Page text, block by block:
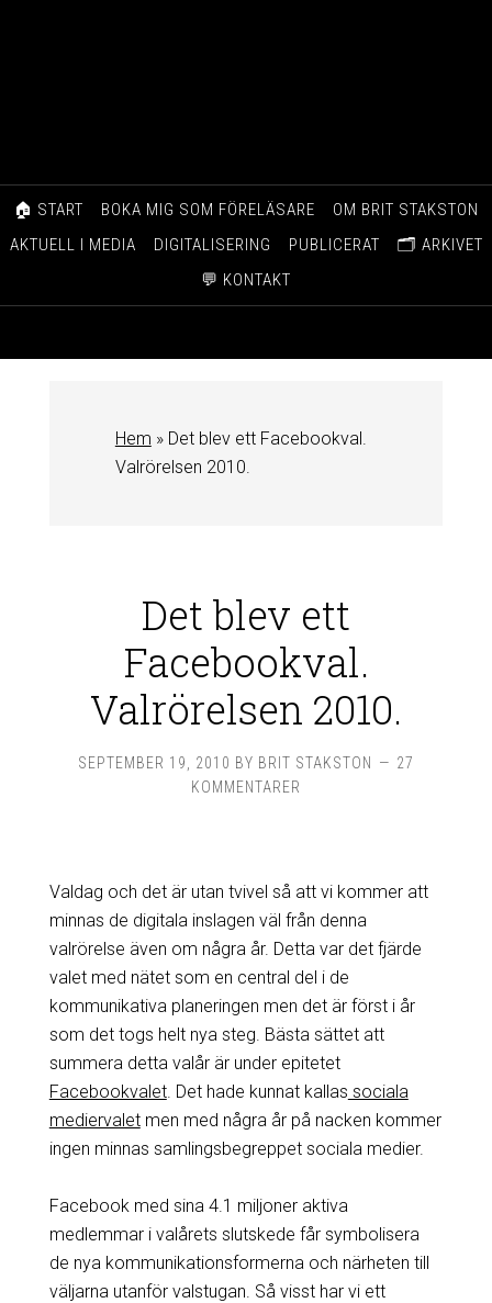
🏠 START BOKA MIG SOM FÖRELÄSARE
OM BRIT STAKSTON
AKTUELL I MEDIA
DIGITALISERING PUBLICERAT
🗂️ ARKIVET
💬 KONTAKT
Hem » Det blev ett Facebookval.
Valrörelsen 2010.
Det blev ett
Facebookval.
Valrörelsen 2010.
SEPTEMBER 19, 2010 BY BRIT STAKSTON
27
KOMMENTARER
Valdag och det är utan tvivel så att vi kommer att
minnas de digitala inslagen väl från denna
valrörelse även om några år. Detta var det fjärde
valet med nätet som en central del i de
kommunikativa planeringen men det är först i år
som det togs helt nya steg. Bästa sättet att
summera detta valår är under epitetet
Facebookvalet. Det hade kunnat kallas sociala
mediervaletmen med några år på nacken kommer
ingen minnas samlingsbegreppet sociala medier.
Facebook med sina 4.1 miljoner aktiva
medlemmar i valårets slutskede får symbolisera
de nya kommunikationsformerna och närheten till
väljarna utanför valstugan. Så visst har vi ett